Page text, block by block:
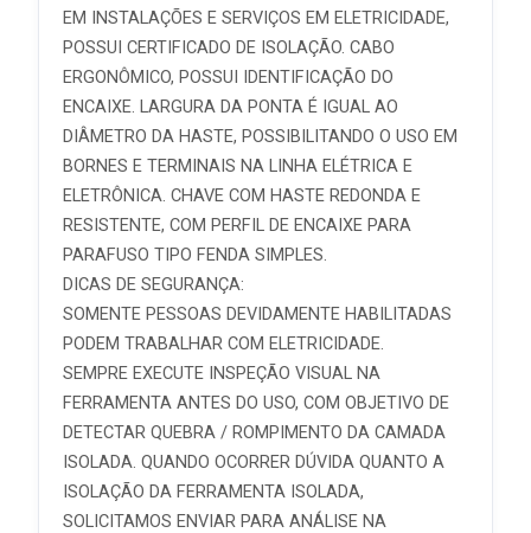
EM INSTALAÇÕES E SERVIÇOS EM ELETRICIDADE,
POSSUI CERTIFICADO DE ISOLAÇÃO. CABO
ERGONÔMICO, POSSUI IDENTIFICAÇÃO DO
ENCAIXE. LARGURA DA PONTA É IGUAL AO
DIÂMETRO DA HASTE, POSSIBILITANDO O USO EM
BORNES E TERMINAIS NA LINHA ELÉTRICA E
ELETRÔNICA. CHAVE COM HASTE REDONDA E
RESISTENTE, COM PERFIL DE ENCAIXE PARA
PARAFUSO TIPO FENDA SIMPLES.
DICAS DE SEGURANÇA:
SOMENTE PESSOAS DEVIDAMENTE HABILITADAS
PODEM TRABALHAR COM ELETRICIDADE.
SEMPRE EXECUTE INSPEÇÃO VISUAL NA
FERRAMENTA ANTES DO USO, COM OBJETIVO DE
DETECTAR QUEBRA / ROMPIMENTO DA CAMADA
ISOLADA. QUANDO OCORRER DÚVIDA QUANTO A
ISOLAÇÃO DA FERRAMENTA ISOLADA,
SOLICITAMOS ENVIAR PARA ANÁLISE NA